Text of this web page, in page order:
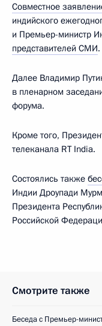
Совместное
индийского
и Премьер-министр
представителей СМИ.
Далее Владимир
в пленарном
форума.
Кроме того,
телеканала RT India.
Состоялись также
Индии Дроупади
Президента
Российской
Смотрите также
Беседа с Премьер-